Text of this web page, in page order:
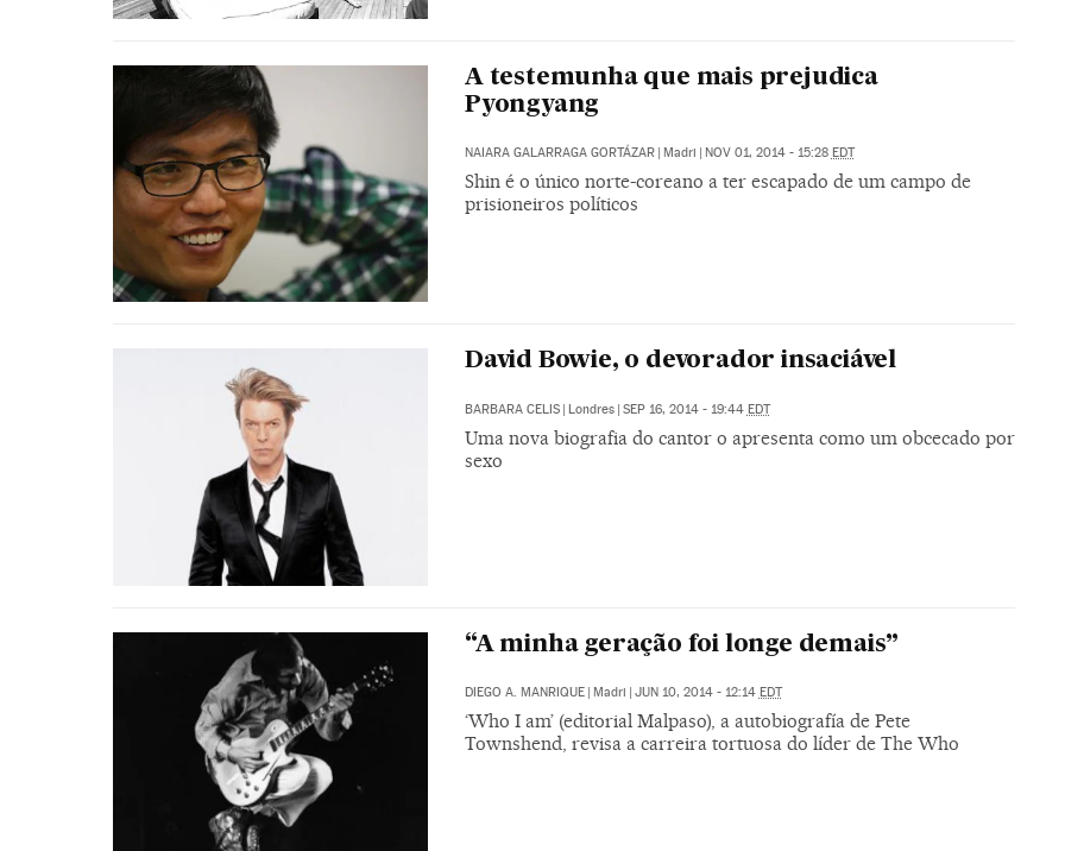
A testemunha que mais prejudica
Pyongyang
NAIARA GALARRAGA GORTÁZAR | Madri | NOV 01, 2014 - 15:28 EDT
Shin é o único norte-coreano a ter escapado de um campo de
prisioneiros políticos
David Bowie, o devorador insaciável
BARBARA CELIS | Londres | SEP 16, 2014 - 19:44 EDT
Uma nova biografia do cantor o apresenta como um obcecado por
sexo
“A minha geração foi longe demais”
DIEGO A. MANRIQUE Madri JUN 10, 2014 - 12:14 EDT
‘Who I am’ (editorial Malpaso), a autobiografía de Pete
Townshend, revisa a carreira tortuosa do líder de The Who